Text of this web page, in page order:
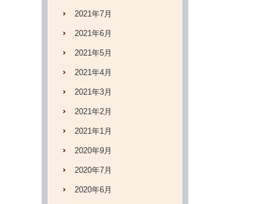
2021年7月
2021年6月
2021年5月
2021年4月
2021年3月
2021年2月
2021年1月
2020年9月
2020年7月
2020年6月